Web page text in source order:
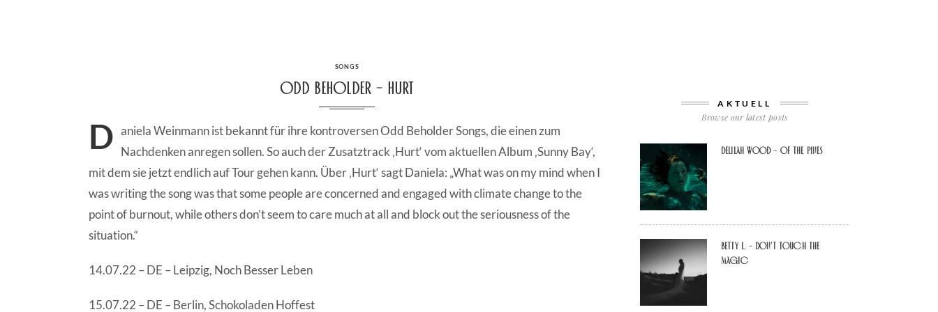
CATEGORIES
SONGS
Odd Beholder – Hurt
D aniela Weinmann ist bekannt für ihre kontroversen Odd Beholder Songs, die einen zum
Nachdenken anregen sollen. So auch der Zusatztrack ‚Hurt‘ vom aktuellen Album ‚Sunny Bay‘,
mit dem sie jetzt endlich auf Tour gehen kann. Über ‚Hurt‘ sagt Daniela: „What was on my mind when I
was writing the song was that some people are concerned and engaged with climate change to the
point of burnout, while others don’t seem to care much at all and block out the seriousness of the
situation.“
14.07.22 – DE – Leipzig, Noch Besser Leben
15.07.22 – DE – Berlin, Schokoladen Hoffest
AKTUELL
Browse our latest posts
Delilah Wood – of the pines
Betty L. – don’t touch the
Magic